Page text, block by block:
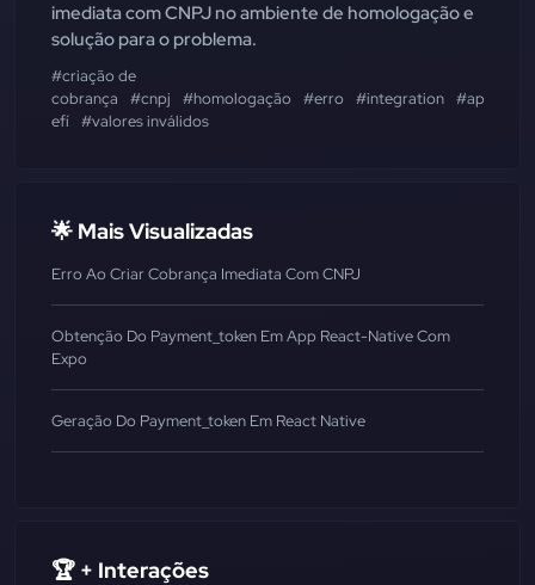
imediata com CNPJ no ambiente de homologação e
solução para o problema.
#criação de
cobrança
#cnpj #homologação #erro #integration #api
efí #valores inválidos
🌟 Mais Visualizadas
Erro Ao Criar Cobrança Imediata Com CNPJ
Obtenção Do Payment_token Em App React-Native Com
Expo
Geração Do Payment_token Em React Native
🏆 + Interações